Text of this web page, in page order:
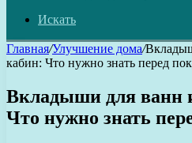
Искать
Главная/Улучшение дома/
кабин: Что нужно знать перед
Вкладыши для ванн
Что нужно знать